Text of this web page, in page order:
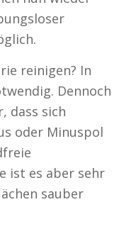
reinigen? In
Dennoch
dass sich
oder Minuspol
ist es aber sehr
sauber